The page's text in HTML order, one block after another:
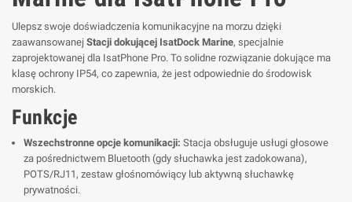
Ulepsz swoje doświadczenia komunikacyjne na morzu dzięki
zaawansowanej Stacji dokującej IsatDock Marine, specjalnie
zaprojektowanej dla IsatPhone Pro. To solidne rozwiązanie dokujące ma
klasę ochrony IP54, co zapewnia, że jest odpowiednie do środowisk
morskich.
Funkcje
Wszechstronne opcje komunikacji: Stacja obsługuje usługi głosowe
za pośrednictwem Bluetooth (gdy słuchawka jest zadokowana),
POTS/RJ11, zestaw głośnomówiący lub aktywną słuchawkę
prywatności.